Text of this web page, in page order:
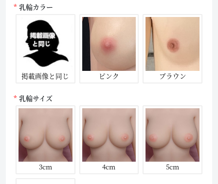
乳輪カラー
掲載画像と同じ ピンク ブラウン
乳輪サイズ
3cm 4cm 5cm